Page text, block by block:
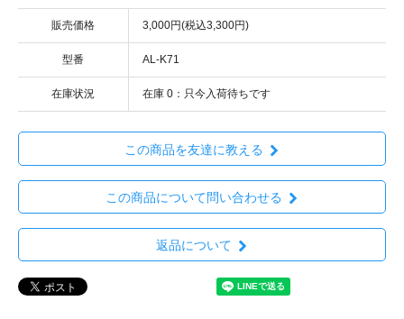
販売価格 3,000円(税込3,300円)
型番 AL-K71
在庫状況 在庫 0：只今入荷待ちです
この商品を友達に教える
この商品について問い合わせる
返品について